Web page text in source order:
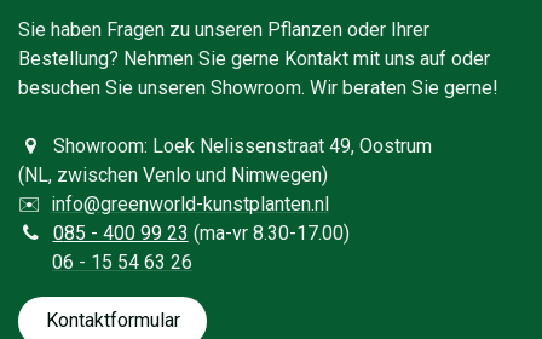
Sie haben Fragen zu unseren Pflanzen oder Ihrer
Bestellung? Nehmen Sie gerne Kontakt mit uns auf oder
besuchen Sie unseren Showroom. Wir beraten Sie gerne!​
Showroom: Loek Nelissenstraat 49, Oostrum
(NL, zwischen Venlo und Nimwegen)
✉️ info@greenworld-kunstplanten.nl
085 - 400 99 23 (ma-vr 8.30-17.00)
06 - 15 54 63 26
Kontaktfo​​​​​​​​rmular